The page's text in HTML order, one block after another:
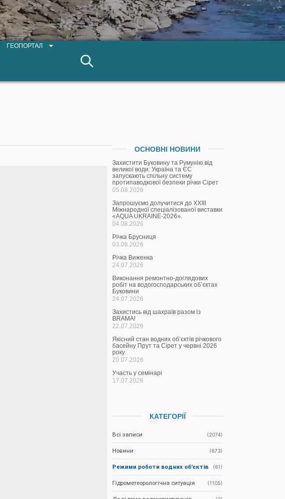
ГЕОПОРТАЛ
ОСНОВНІ НОВИНИ
Захистити Буковину та Румунію від
великої води: Україна та ЄС
запускають спільну систему
протипаводкової безпеки річки Сірет
05.08.2026
Запрошуємо долучитися до ХХІІІ
Міжнародної спеціалізованої виставки
«AQUA UKRAINE-2026».
04.08.2026
Річка Брусниця
03.08.2026
Річка Виженка
24.07.2026
Виконання ремонтно-доглядових
робіт на водогосподарських об’єктах
Буковини
24.07.2026
Захистись від шахраїв разом із
BRAMA!
22.07.2026
Якісний стан водних об’єктів річкового
басейну Прут та Сірет у червні 2026
року.
20.07.2026
Участь у семінарі
17.07.2026
КАТЕГОРІЇ
Всі записи (2074)
Новини (673)
Режими роботи водних об’єктів (61)
Гідрометеорологічна ситуація (1105)